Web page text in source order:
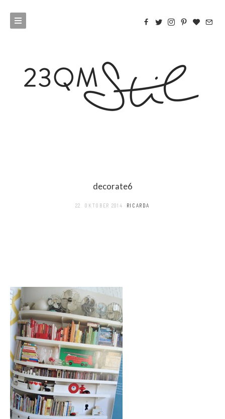
decorate6
22. OKTOBER 2014 RICARDA